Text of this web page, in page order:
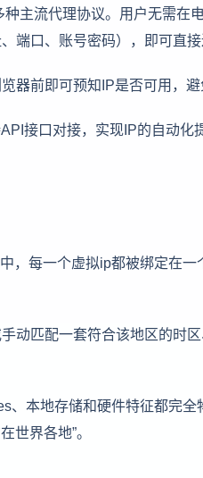
主流代理协议。用户无需在
端口、账号密码），即可直接
器前即可预知IP是否可用，避
接口对接，实现IP的自动化
每一个虚拟ip都被绑定在一
动匹配一套符合该地区的时
、本地存储和硬件特征都完
世界各地”。